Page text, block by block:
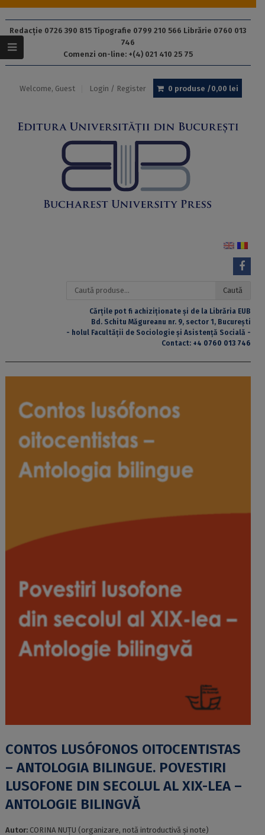
Redacție 0726 390 815 Tipografie 0799 210 566 Librărie 0760 013
746
Comenzi on-line: +(4) 021 410 25 75
Welcome, Guest Login / Register 0 produse /0,00 lei
Caută
Caută
Cărțile pot fi achiziționate și de la Librăria EUB
Bd. Schitu Măgureanu nr. 9, sector 1, București
- holul Facultății de Sociologie și Asistență Socială -
Contact: +4 0760 013 746
CONTOS LUSÓFONOS OITOCENTISTAS
– ANTOLOGIA BILINGUE. POVESTIRI
LUSOFONE DIN SECOLUL AL XIX-LEA –
ANTOLOGIE BILINGVĂ
Autor: CORINA NUȚU (organizare, notă introductivă și note)